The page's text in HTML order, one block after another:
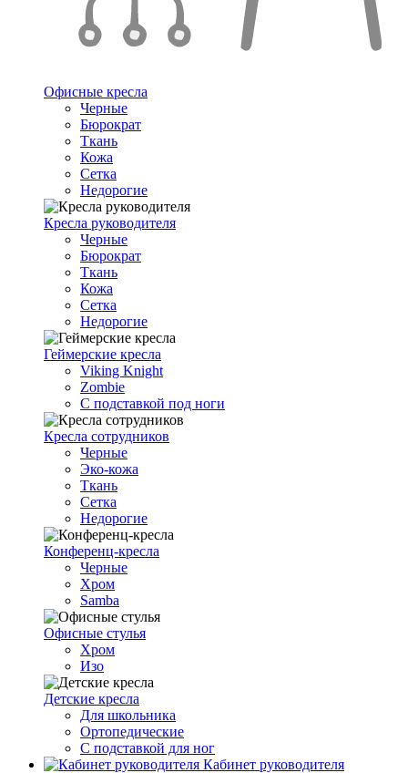
Офисные кресла
Черные
Бюрократ
Ткань
Кожа
Сетка
Недорогие
Кресла руководителя
Черные
Бюрократ
Ткань
Кожа
Сетка
Недорогие
Геймерские кресла
Viking Knight
Zombie
С подставкой под ноги
Кресла сотрудников
Черные
Эко-кожа
Ткань
Сетка
Недорогие
Конференц-кресла
Черные
Хром
Samba
Офисные стулья
Хром
Изо
Детские кресла
Для школьника
Ортопедические
С подставкой для ног
Кабинет руководителя